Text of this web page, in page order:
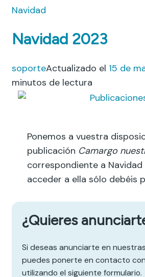
Navidad
Navidad 2023
soporteActualizado el 15 de
minutos de lectura
Ponemos a vuestra
publicación Camargo
correspondiente a Navidad
acceder a ella sólo debéis
¿Quieres
Si deseas anunciarte en
puedes ponerte en contacto
utilizando el siguiente formulario.